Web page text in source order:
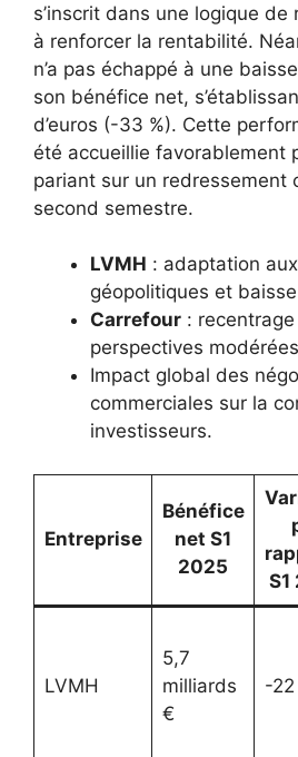
s’inscrit dans une logique
à renforcer la rentabilité.
n’a pas échappé à une
son bénéfice net,
d’euros (-33 %). Cette
été accueillie favorablement
pariant sur un redressement
second semestre.
LVMH : adaptation
géopolitiques et
Carrefour :
perspectives
Impact global des
commerciales sur la
investisseurs.
Entreprise
Bénéfice
net S1
2025
S1
LVMH
5,7
milliards
€
-22